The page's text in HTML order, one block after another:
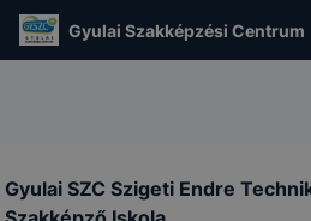
Gyulai Szakképzési Centrum
Gyulai SZC Szigeti Endre